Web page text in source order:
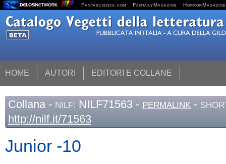
Fantascienza.com FantasyMagazine HorrorMagazine
HOME AUTORI EDITORI E COLLANE
Collana - NILF: NILF71563 - PERMALINK -
http://nilf.it/71563
Junior -10